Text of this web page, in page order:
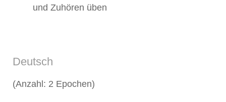
und Zuhören üben
Deutsch
(Anzahl: 2 Epochen)